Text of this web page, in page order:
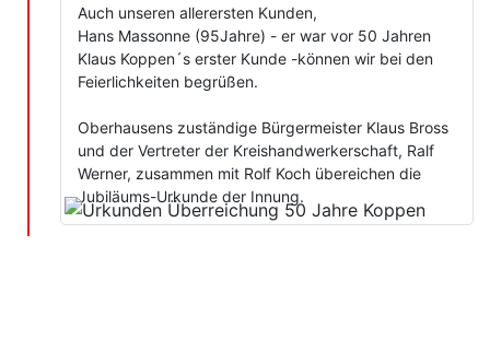
Auch unseren allerersten Kunden,
Hans Massonne (95Jahre) - er war vor 50 Jahren
Klaus Koppen´s erster Kunde -können wir bei den
Feierlichkeiten begrüßen.
Oberhausens zuständige Bürgermeister Klaus Bross
und der Vertreter der Kreishandwerkerschaft, Ralf
Werner, zusammen mit Rolf Koch übereichen die
Jubiläums-Urkunde der Innung.